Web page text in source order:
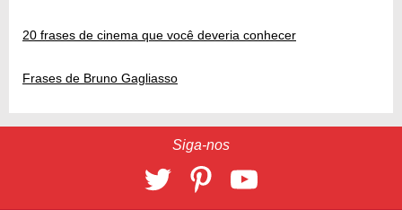
20 frases de cinema que você deveria conhecer
Frases de Bruno Gagliasso
Siga-nos